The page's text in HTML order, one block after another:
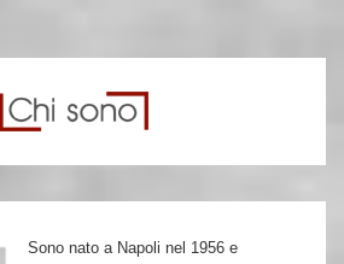
Sono nato a Napoli nel 1956 e